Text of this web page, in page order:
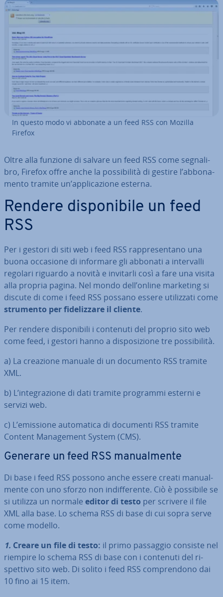
In questo modo vi abbonate a un feed RSS con Mozilla
Firefox
Oltre alla funzione di salvare un feed RSS come se­gna­li­
bro, Firefox offre anche la pos­si­bi­li­tà di gestire l’ab­bo­na­
men­to tramite un’ap­pli­ca­zio­ne esterna.
Rendere di­spo­ni­bi­le un feed
RSS
Per i gestori di siti web i feed RSS rap­pre­sen­ta­no una
buona occasione di informare gli abbonati a in­ter­val­li
regolari riguardo a novità e invitarli così a fare una visita
alla propria pagina. Nel mondo dell’online marketing si
discute di come i feed RSS possano essere uti­liz­za­ti come
strumento per fi­de­liz­za­re il cliente.
Per rendere di­spo­ni­bi­li i contenuti del proprio sito web
come feed, i gestori hanno a di­spo­si­zio­ne tre pos­si­bi­li­tà.
a) La creazione manuale di un documento RSS tramite
XML.
b) L’in­te­gra­zio­ne di dati tramite programmi esterni e
servizi web.
c) L’emissione au­to­ma­ti­ca di documenti RSS tramite
Content Ma­na­ge­ment System (CMS).
Generare un feed RSS ma­nual­men­te
Di base i feed RSS possono anche essere creati ma­nual­
men­te con uno sforzo non in­dif­fe­ren­te. Ciò è possibile se
si utilizza un normale editor di testo per scrivere il file
XML alla base. Lo schema RSS di base di cui sopra serve
come modello.
1. Creare un file di testo: il primo passaggio consiste nel
riempire lo schema RSS di base con i contenuti del ri­
spet­ti­vo sito web. Di solito i feed RSS com­pren­do­no dai
10 fino ai 15 item.